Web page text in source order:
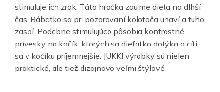
stimuluje ich zrak. Táto hračka zaujme dieťa na dlhší
čas. Bábätko sa pri pozorovaní kolotoča unaví a tuho
zaspí. Podobne stimulujúco pôsobia kontrastné
prívesky na kočík, ktorých sa dieťatko dotýka a cíti
sa v kočíku príjemnejšie. JUKKI výrobky sú nielen
praktické, ale tiež dizajnovo veľmi štýlové.